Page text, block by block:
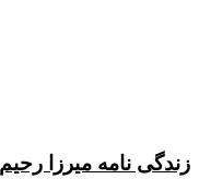
زندگی نامه میرزا